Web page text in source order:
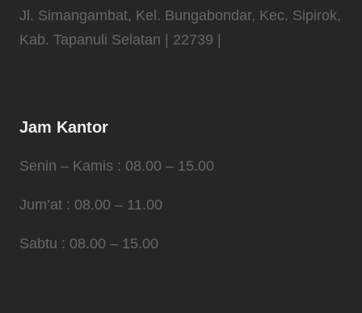
Jl. Simangambat, Kel. Bungabondar, Kec. Sipirok,
Kab. Tapanuli Selatan | 22739 |
Jam Kantor
Senin – Kamis : 08.00 – 15.00
Jum’at : 08.00 – 11.00
Sabtu : 08.00 – 15.00